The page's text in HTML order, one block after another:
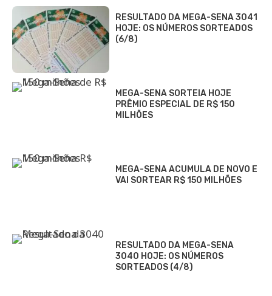
RESULTADO DA MEGA-SENA 3041
HOJE: OS NÚMEROS SORTEADOS
(6/8)
MEGA-SENA SORTEIA HOJE
PRÊMIO ESPECIAL DE R$ 150
MILHÕES
MEGA-SENA ACUMULA DE NOVO E
VAI SORTEAR R$ 150 MILHÕES
RESULTADO DA MEGA-SENA
3040 HOJE: OS NÚMEROS
SORTEADOS (4/8)